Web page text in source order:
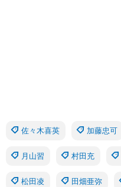
佐々木喜英 加藤忠可
月山習 村田充
松田凌 田畑亜弥